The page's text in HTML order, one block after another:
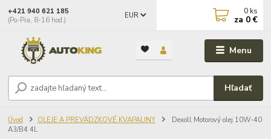
Menu
EUR
Hľadať
+421 940 621 185
(Po-Pia, 8-16 hod.)
0 ks
za 0 €
Úvod OLEJE A PREVÁDZKOVÉ KVAPALINY
Dexoll Motorový olej 10W-40
A3/B4 4L